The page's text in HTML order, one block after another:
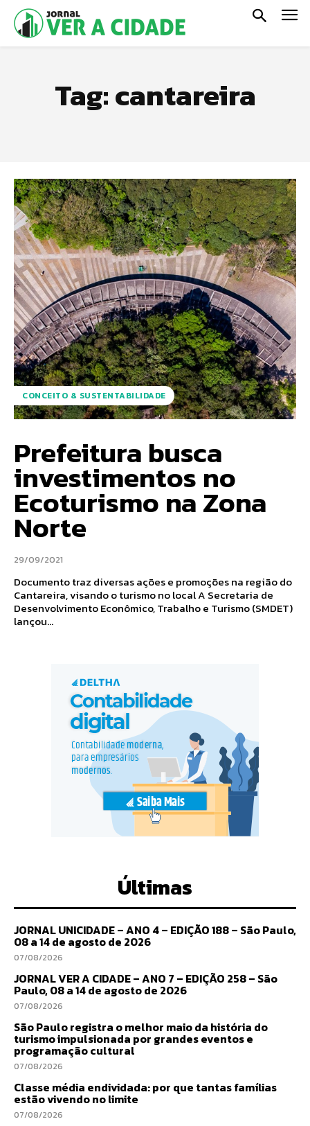
Tag:cantareira
CONCEITO & SUSTENTABILIDADE
Prefeitura busca
investimentos no
Ecoturismo na Zona
Norte
29/09/2021
Documento traz diversas ações e promoções na região do
Cantareira, visando o turismo no local A Secretaria de
Desenvolvimento Econômico, Trabalho e Turismo (SMDET)
lançou...
Últimas
JORNAL UNICIDADE – ANO 4 – EDIÇÃO 188 – São Paulo,
08 a 14 de agosto de 2026
07/08/2026
JORNAL VER A CIDADE – ANO 7 – EDIÇÃO 258 – São
Paulo, 08 a 14 de agosto de 2026
07/08/2026
São Paulo registra o melhor maio da história do
turismo impulsionada por grandes eventos e
programação cultural
07/08/2026
Classe média endividada: por que tantas famílias
estão vivendo no limite
07/08/2026